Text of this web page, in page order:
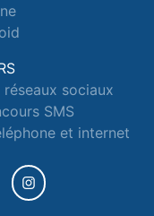
sociaux
SMS
et internet